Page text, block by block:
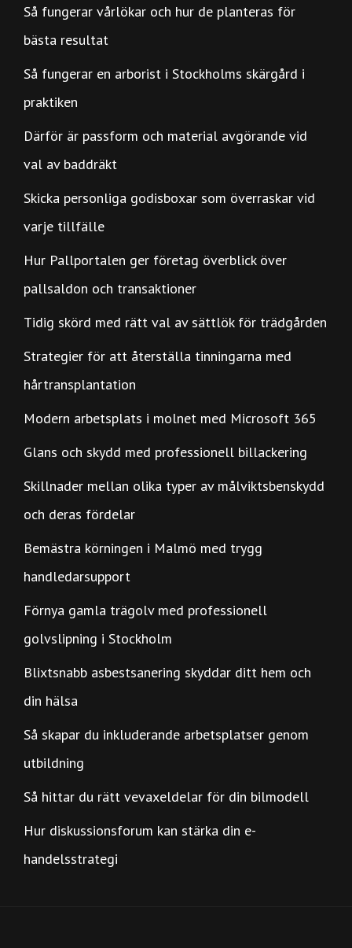
Så fungerar vårlökar och hur de planteras för
bästa resultat
Så fungerar en arborist i Stockholms skärgård i
praktiken
Därför är passform och material avgörande vid
val av baddräkt
Skicka personliga godisboxar som överraskar vid
varje tillfälle
Hur Pallportalen ger företag överblick över
pallsaldon och transaktioner
Tidig skörd med rätt val av sättlök för trädgården
Strategier för att återställa tinningarna med
hårtransplantation
Modern arbetsplats i molnet med Microsoft 365
Glans och skydd med professionell billackering
Skillnader mellan olika typer av målviktsbenskydd
och deras fördelar
Bemästra körningen i Malmö med trygg
handledarsupport
Förnya gamla trägolv med professionell
golvslipning i Stockholm
Blixtsnabb asbestsanering skyddar ditt hem och
din hälsa
Så skapar du inkluderande arbetsplatser genom
utbildning
Så hittar du rätt vevaxeldelar för din bilmodell
Hur diskussionsforum kan stärka din e-
handelsstrategi